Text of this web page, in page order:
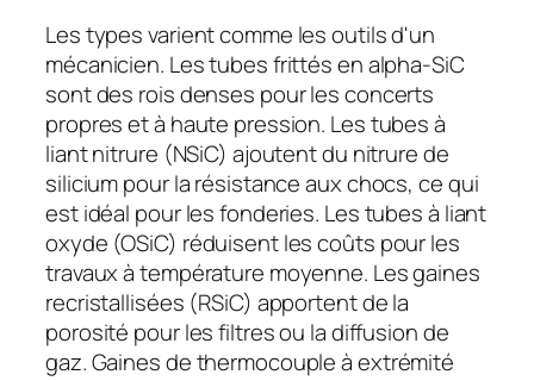
Les types varient comme les outils d'un
mécanicien. Les tubes frittés en alpha-SiC
sont des rois denses pour les concerts
propres et à haute pression. Les tubes à
liant nitrure (NSiC) ajoutent du nitrure de
silicium pour la résistance aux chocs, ce qui
est idéal pour les fonderies. Les tubes à liant
oxyde (OSiC) réduisent les coûts pour les
travaux à température moyenne. Les gaines
recristallisées (RSiC) apportent de la
porosité pour les filtres ou la diffusion de
gaz. Gaines de thermocouple à extrémité